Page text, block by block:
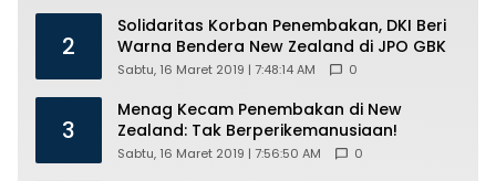
2
Solidaritas Korban Penembakan, DKI Beri
Warna Bendera New Zealand di JPO GBK
Sabtu, 16 Maret 2019 | 7:48:14 AM 0
3
Menag Kecam Penembakan di New
Zealand: Tak Berperikemanusiaan!
Sabtu, 16 Maret 2019 | 7:56:50 AM 0